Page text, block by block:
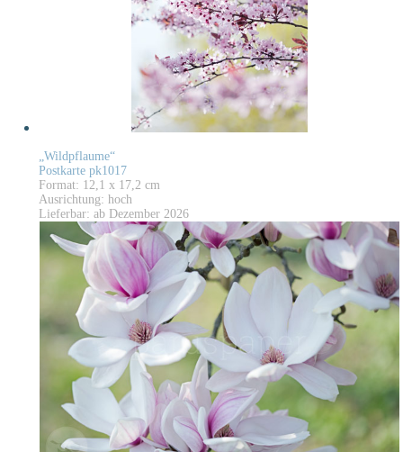
„Wildpflaume“
Postkarte pk1017
Format: 12,1 x 17,2 cm
Ausrichtung: hoch
Lieferbar: ab Dezember 2026